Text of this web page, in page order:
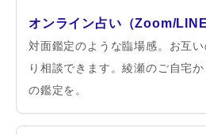
オンライン占い（Zoom/LINE
対面鑑定のような臨場感。お互
り相談できます。綾瀬のご自宅
の鑑定を。